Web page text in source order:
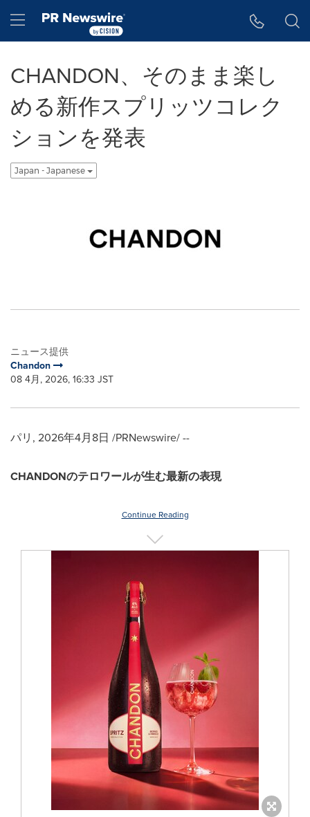
Hamburger menu
CHANDON、そのまま楽し
める新作スプリッツコレク
ションを発表
Japan - Japanese
ニュース提供
Chandon
08 4月, 2026, 16:33 JST
パリ , 2026年4月8日 /PRNewswire/ --
CHANDONのテロワールが生む最新の表現
Continue Reading